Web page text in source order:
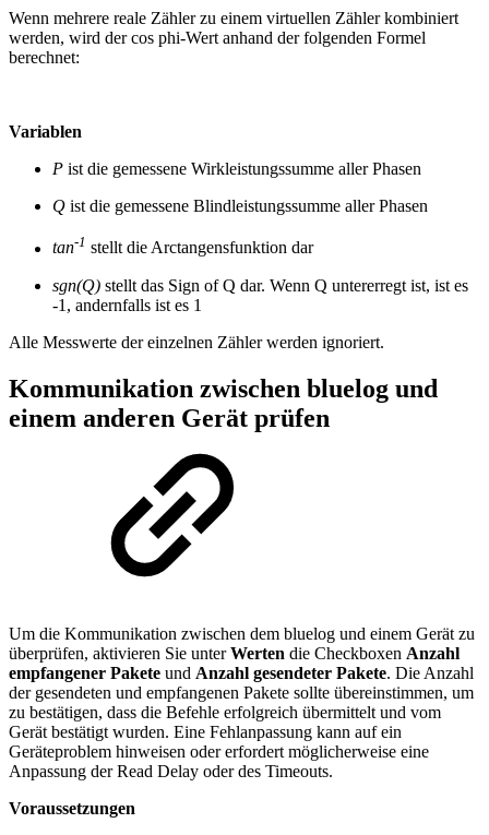
Wenn mehrere reale Zähler zu einem virtuellen Zähler kombiniert
werden, wird der cos phi-Wert anhand der folgenden Formel
berechnet:
Variablen
P ist die gemessene Wirkleistungssumme aller Phasen
Q ist die gemessene Blindleistungssumme aller Phasen
tan-1 stellt die Arctangensfunktion dar
sgn(Q) stellt das Sign of Q dar. Wenn Q untererregt ist, ist es
-1, andernfalls ist es 1
Alle Messwerte der einzelnen Zähler werden ignoriert.
Kommunikation zwischen bluelog und
einem anderen Gerät prüfen
Um die Kommunikation zwischen dem bluelog und einem Gerät zu
überprüfen, aktivieren Sie unterWerten die Checkboxen Anzahl
empfangener Pakete und Anzahl gesendeter Pakete. Die Anzahl
der gesendeten und empfangenen Pakete sollte übereinstimmen, um
zu bestätigen, dass die Befehle erfolgreich übermittelt und vom
Gerät bestätigt wurden. Eine Fehlanpassung kann auf ein
Geräteproblem hinweisen oder erfordert möglicherweise eine
Anpassung der Read Delay oder des Timeouts.
Voraussetzungen